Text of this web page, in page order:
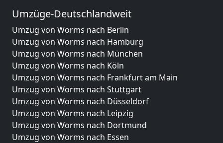
Umzüge-Deutschlandweit
Umzug von Worms nach Berlin
Umzug von Worms nach Hamburg
Umzug von Worms nach München
Umzug von Worms nach Köln
Umzug von Worms nach Frankfurt am Main
Umzug von Worms nach Stuttgart
Umzug von Worms nach Düsseldorf
Umzug von Worms nach Leipzig
Umzug von Worms nach Dortmund
Umzug von Worms nach Essen